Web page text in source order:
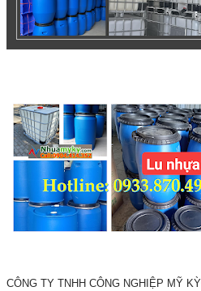
CÔNG TY TNHH CÔNG NGHIỆP MỸ